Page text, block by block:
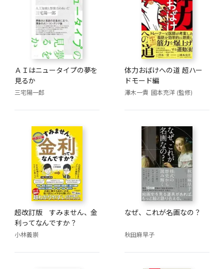
ＡＩはニュータイプの夢を
見るか
三宅陽一郎
体力おばけへの道 超ハー
ドモード編
澤木一貴 國本充洋 (監修)
超改訂版 すみません、金
利ってなんですか？
小林義崇
なぜ、これが名画なの？
秋田麻早子